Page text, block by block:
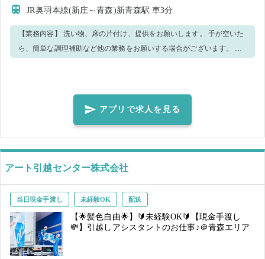
JR奥羽本線(新庄～青森)新青森駅車3分
【業務内容】 洗い物、席の片付け、提供をお願いします。 手が空いた
ら、簡単な調理補助など他の業務をお願いする場合がございます。 分
ら仕事しましょう！
アプリで求人を見る
アート引越センター株式会社
当日現金手渡し 未経験OK 配送
【🌟髪色自由🌟】🔰未経験OK🔰【現金手渡し
💸】引越しアシスタントのお仕事♪＠青森エリア